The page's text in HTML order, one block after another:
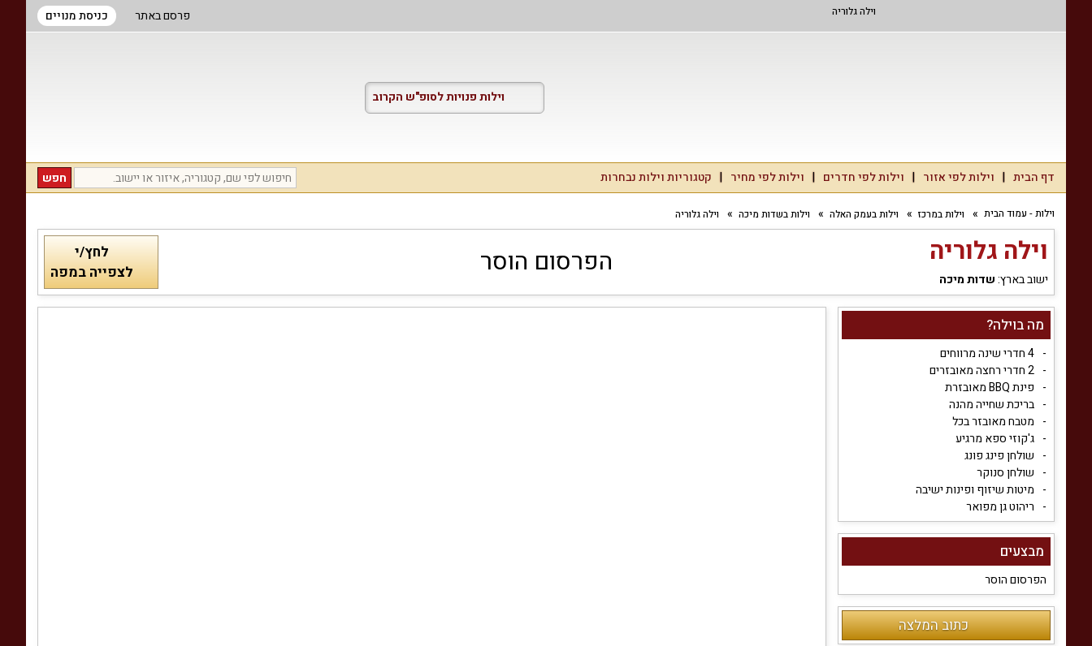
וילה גלוריה פרסם באתר כניסת מנויים
וילות פנויות לסופ"ש הקרוב
דף הבית וילות לפי אזור וילות לפי חדרים וילות לפי מחיר קטגוריות וילות נבחרות
וילות - עמוד הבית וילות במרכז וילות בעמק האלה וילות בשדות מיכה וילה גלוריה
וילה גלוריה
ישוב בארץ:שדות מיכה הפרסום הוסר
לחץ/י
לצפייה במפה
מה בוילה?
4 חדרי שינה מרווחים
2 חדרי רחצה מאובזרים
פינת BBQ מאובזרת
בריכת שחייה מהנה
מטבח מאובזר בכל
ג'קוזי ספא מרגיע
שולחן פינג פונג
שולחן סנוקר
מיטות שיזוף ופינות ישיבה
ריהוט גן מפואר
מבצעים
הפרסום הוסר
כתוב המלצה